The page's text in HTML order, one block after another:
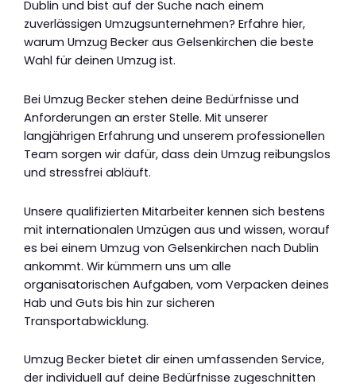
Dublin und bist auf der Suche nach einem
zuverlässigen Umzugsunternehmen? Erfahre hier,
warum Umzug Becker aus Gelsenkirchen die beste
Wahl für deinen Umzug ist.
Bei Umzug Becker stehen deine Bedürfnisse und
Anforderungen an erster Stelle. Mit unserer
langjährigen Erfahrung und unserem professionellen
Team sorgen wir dafür, dass dein Umzug reibungslos
und stressfrei abläuft.
Unsere qualifizierten Mitarbeiter kennen sich bestens
mit internationalen Umzügen aus und wissen, worauf
es bei einem Umzug von Gelsenkirchen nach Dublin
ankommt. Wir kümmern uns um alle
organisatorischen Aufgaben, vom Verpacken deines
Hab und Guts bis hin zur sicheren
Transportabwicklung.
Umzug Becker bietet dir einen umfassenden Service,
der individuell auf deine Bedürfnisse zugeschnitten